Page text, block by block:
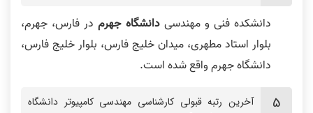
دانشکده فنی و مهندسیدانشگاه جهرمدر فارس، جهرم،
بلوار استاد مطهری، میدان خلیج فارس، بلوار خلیج فارس،
دانشگاه جهرم واقع شده است.
آخرین رتبه قبولی کارشناسی مهندسی کامپیوتر دانشگاه